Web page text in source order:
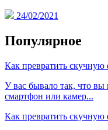
24/02/2021
Популярное
Как превратить скучную
У вас бывало так, что вы
смартфон или камер...
Как превратить скучную